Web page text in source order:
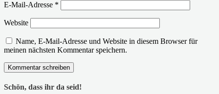
E-Mail-Adresse *
Website
Name, E-Mail-Adresse und Website in diesem Browser für
meinen nächsten Kommentar speichern.
Schön, dass ihr da seid!